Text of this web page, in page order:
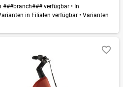
###branch### verfügbar • In
in Filialen verfügbar • Varianten